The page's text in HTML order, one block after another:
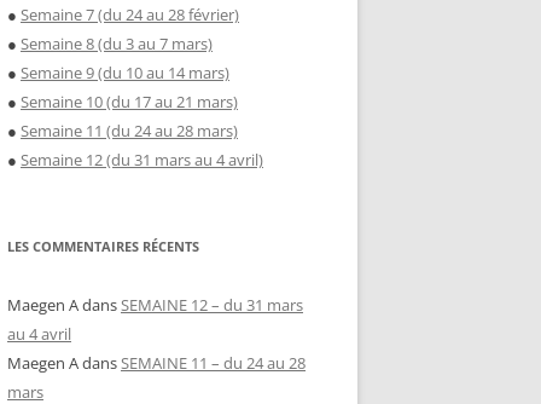
● Semaine 7 (du 24 au 28 février)
● Semaine 8 (du 3 au 7 mars)
● Semaine 9 (du 10 au 14 mars)
● Semaine 10 (du 17 au 21 mars)
● Semaine 11 (du 24 au 28 mars)
● Semaine 12 (du 31 mars au 4 avril)
LES COMMENTAIRES RÉCENTS
Maegen AdansSEMAINE 12 – du 31 mars
au 4 avril
Maegen AdansSEMAINE 11 – du 24 au 28
mars